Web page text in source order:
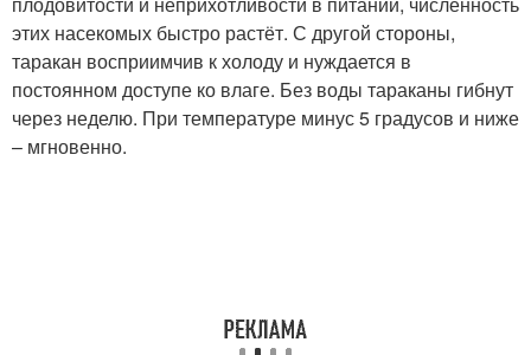
этих насекомых быстро растёт. С другой стороны,
таракан восприимчив к холоду и нуждается в
постоянном доступе ко влаге. Без воды тараканы гибнут
через неделю. При температуре минус 5 градусов и ниже
– мгновенно.